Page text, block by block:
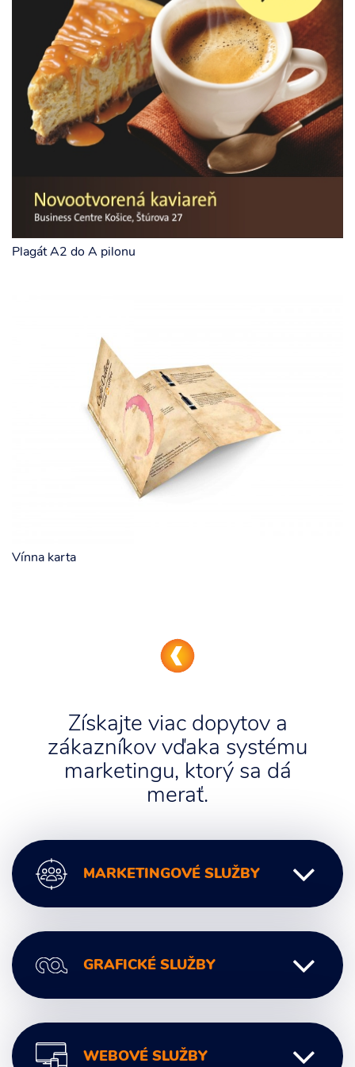
Plagát A2 do A pilonu
Vínna karta
Získajte viac dopytov a
zákazníkov vďaka systému
marketingu, ktorý sa dá
merať.
MARKETINGOVÉ SLUŽBY
Digitálny marketing
Marketingové poradenstvo
Marketingová komunikácia
Marketingové analýzy
Marketingové stratégie
GRAFICKÉ SLUŽBY
Grafický Dizajn
Logo a BrandingWEBOVÉ SLUŽBY